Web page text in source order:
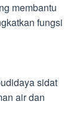
membantu
fungsi
sidat
air dan